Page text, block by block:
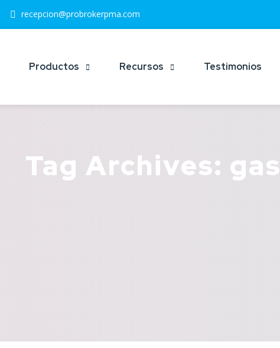
recepcion@probrokerpma.com
Productos Recursos Testimonios
Tag Archives: gas